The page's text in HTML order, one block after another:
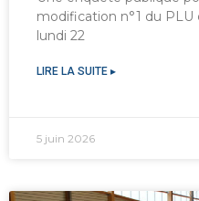
modification n°1 du
lundi 22
LIRE LA SUITE ▸
5 juin 2026